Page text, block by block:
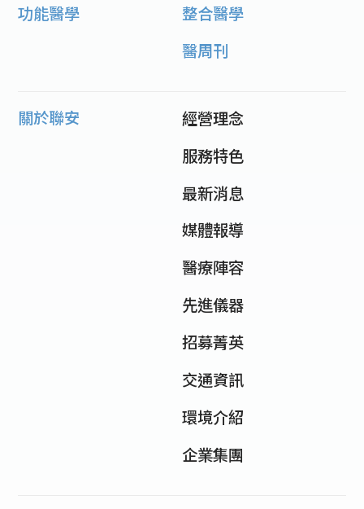
功能醫學
整合醫學
醫周刊
關於聯安
經營理念
服務特色
最新消息
媒體報導
醫療陣容
先進儀器
招募菁英
交通資訊
環境介紹
企業集團